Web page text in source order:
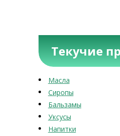
Текучие
Масла
Сиропы
Бальзамы
Уксусы
Напитки